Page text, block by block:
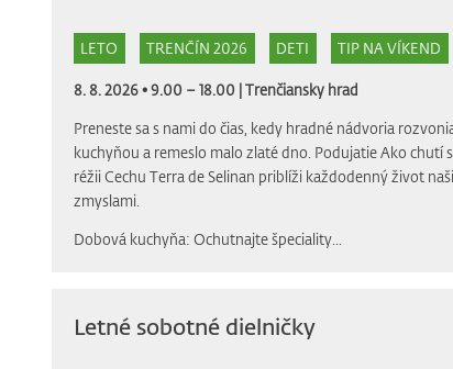
LETO TRENČÍN 2026 DETI TIP NA VÍKEND
8. 8. 2026 • 9.00 – 18.00 |Trenčiansky hrad
Preneste sa s nami do čias, kedy hradné nádvoria
kuchyňou a remeslo malo zlaté dno. Podujatie Ako chutí
réžii Cechu Terra de Selinan priblíži každodenný život
zmyslami.
Dobová kuchyňa: Ochutnajte špeciality...
Letné sobotné dielničky